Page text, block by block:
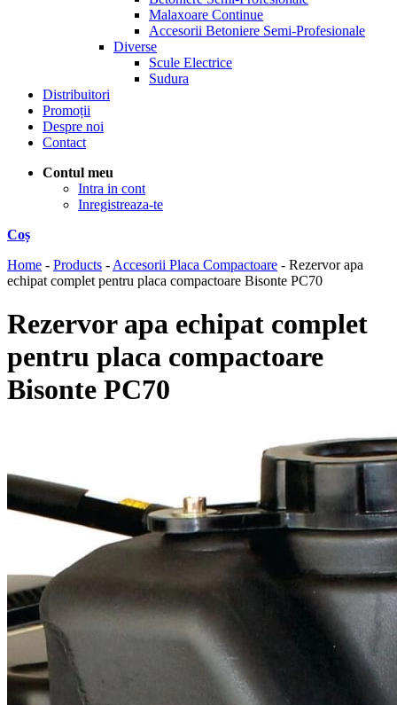
Malaxoare Continue
Accesorii Betoniere Semi-Profesionale
Diverse
Scule Electrice
Sudura
Distribuitori
Promoții
Despre noi
Contact
Contul meu
Intra in cont
Inregistreaza-te
Coș
Home - Products - Accesorii Placa Compactoare - Rezervor apa
echipat complet pentru placa compactoare Bisonte PC70
Rezervor apa echipat complet
pentru placa compactoare
Bisonte PC70